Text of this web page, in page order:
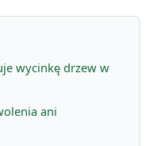
wycinkę drzew w
ani